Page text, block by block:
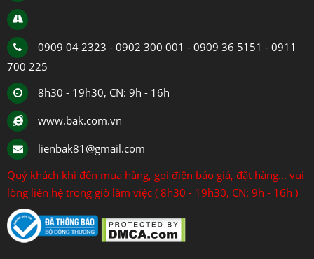
0909 04 2323 - 0902 300 001 - 0909 36 5151 - 0911
700 225
8h30 - 19h30, CN: 9h - 16h
www.bak.com.vn
lienbak81@gmail.com
Quý khách khi đến mua hàng, gọi điện báo giá, đặt hàng... vui
lòng liên hệ trong giờ làm việc ( 8h30 - 19h30, CN: 9h - 16h )